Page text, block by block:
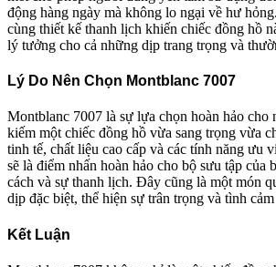
động hàng ngày mà không lo ngại về hư
cùng thiết kế thanh lịch khiến chiếc đồng hồ
lý tưởng cho cả những dịp trang trọng và
Lý Do Nên Chọn Montblanc 7007
Montblanc 7007 là sự lựa chọn hoàn hảo cho
kiếm một chiếc đồng hồ vừa sang trọng vừa
tinh tế, chất liệu cao cấp và các tính năng ưu
sẽ là điểm nhấn hoàn hảo cho bộ sưu tập của
cách và sự thanh lịch. Đây cũng là một món
dịp đặc biệt, thể hiện sự trân trọng và tình
Kết Luận